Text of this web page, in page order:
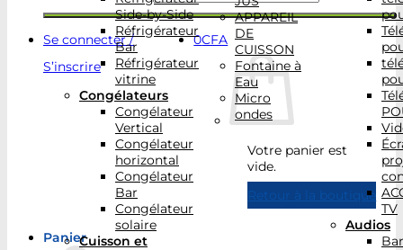
Se connecter /
S’inscrire
0CFA
Votre panier est
vide.
Retour à la boutique
Panier
Side-by-Side
Réfrigérateur
Bar
Réfrigérateur
vitrine
Congélateurs
Congélateur
Vertical
Congélateur
horizontal
Congélateur
Bar
Congélateur
solaire
Cuisson et
APPAREIL
DE
CUISSON
Fontaine à
Eau
Micro
ondes
TV
Audios